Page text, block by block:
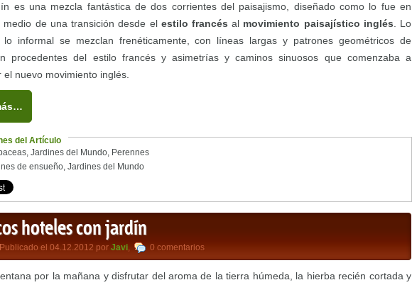
es una mezcla fantástica de dos corrientes del paisajismo, diseñado como lo fue en
medio de una transición desde el estilo francés al movimiento paisajístico inglés . Lo
informal se mezclan frenéticamente, con líneas largas y patrones geométricos de
procedentes del estilo francés y asimetrías y caminos sinuosos que comenzaba a
el nuevo movimiento inglés.
del Artículo
, Jardines del Mundo, Perennes
de ensueño, Jardines del Mundo
hoteles con jardín
el 04.12.2012 por Javi, 0 comentarios
por la mañana y disfrutar del aroma de la tierra húmeda, la hierba recién cortada y